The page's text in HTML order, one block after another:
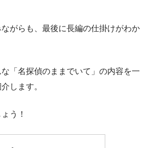
がらも、最後に長編の仕掛けがわか
「名探偵のままでいて」の内容を一
します。
う！